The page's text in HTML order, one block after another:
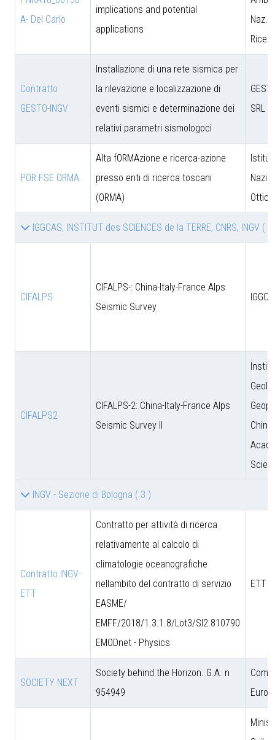
A- Del Carlo
implications and potential
applications
Naz.
Contratto
GESTO-INGV
Installazione di una rete sismica per
la rilevazione e localizzazione di
eventi sismici e determinazione dei
relativi parametri sismologoci
SRL
POR FSE ORMA
Alta fORMAzione e ricerca-azione
presso enti di ricerca toscani
(ORMA)
Ottica
IGGCAS, INSTITUT des SCIENCES de la TERRE, CNRS, INGV ( 2
CIFALPS
CIFALPS-: China-Italy-France Alps
Seismic Survey
CIFALPS2
CIFALPS-2: China-Italy-France Alps
Seismic Survey II
INGV - Sezione di Bologna ( 3 )
Contratto INGV-
ETT
Contratto per attività di ricerca
relativamente al calcolo di
climatologie oceanografiche
nellambito del contratto di servizio
EASME/
EMFF/2018/1.3.1.8/Lot3/SI2.810790
EMODnet - Physics
ETT
SOCIETY NEXT
Society behind the Horizon. G.A. n
954949